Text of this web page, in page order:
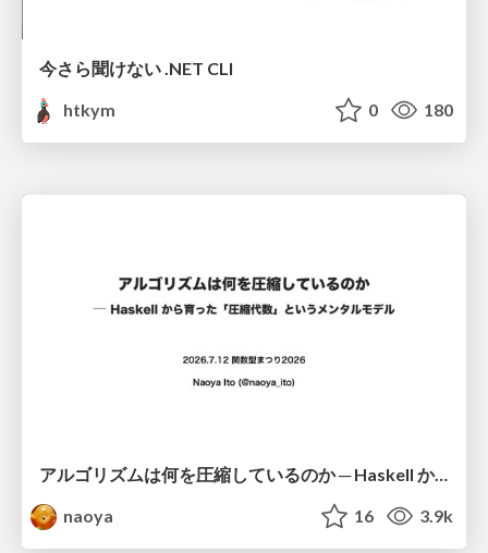
今さら聞けない .NET CLI
htkym
0 180
アルゴリズムは何を圧縮しているのか ─ Haskell から育った「圧縮代数」というメンタルモデル
naoya
16 3.9k